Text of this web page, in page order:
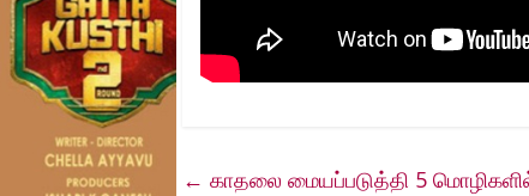
← காதலை மையப்படுத்தி 5 மொழிகளில்